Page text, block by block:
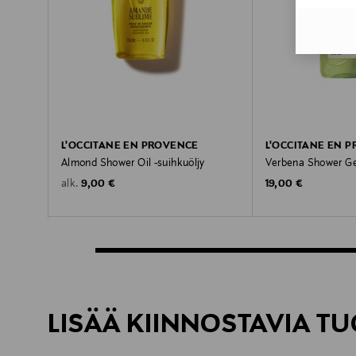
L'OCCITANE EN PROVENCE
Almond Shower Oil -suihkuöljy
alk. Original Price
9,00 €
L'OCCITANE EN
Verbena Shower
Original Price
19,00 €
LISÄÄ KIINNOSTAVIA